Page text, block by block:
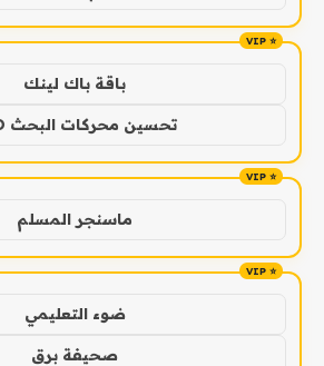
باقة باك لينك
تحسين محركات البحث SEO
ماسنجر المسلم
ضوء التعليمي
صحيفة برق